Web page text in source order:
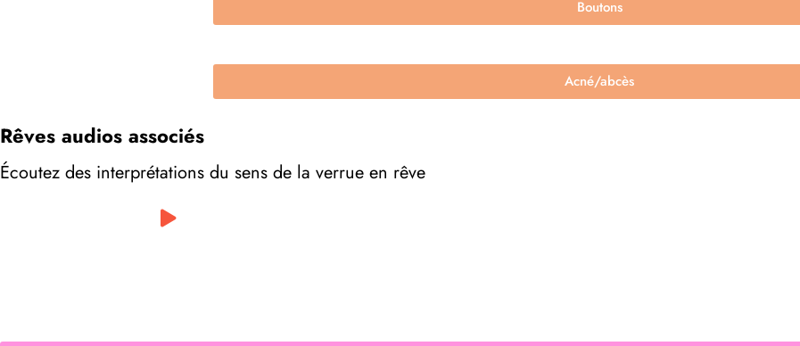
Boutons
Acné/abcès
Rêves audios associés
Écoutez des interprétations du sens de la verrue en rêve